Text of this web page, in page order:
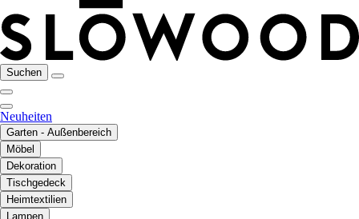
Suchen
Neuheiten
Garten - Außenbereich
Möbel
Dekoration
Tischgedeck
Heimtextilien
Lampen